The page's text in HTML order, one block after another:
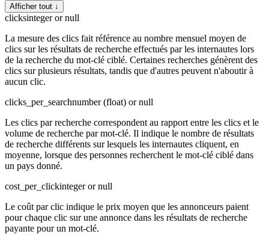
Afficher tout ↓
clicksinteger or null
La mesure des clics fait référence au nombre mensuel moyen de
clics sur les résultats de recherche effectués par les internautes lors
de la recherche du mot-clé ciblé. Certaines recherches génèrent des
clics sur plusieurs résultats, tandis que d'autres peuvent n'aboutir à
aucun clic.
clicks_per_searchnumber (float) or null
Les clics par recherche correspondent au rapport entre les clics et le
volume de recherche par mot-clé. Il indique le nombre de résultats
de recherche différents sur lesquels les internautes cliquent, en
moyenne, lorsque des personnes recherchent le mot-clé ciblé dans
un pays donné.
cost_per_clickinteger or null
Le coût par clic indique le prix moyen que les annonceurs paient
pour chaque clic sur une annonce dans les résultats de recherche
payante pour un mot-clé.